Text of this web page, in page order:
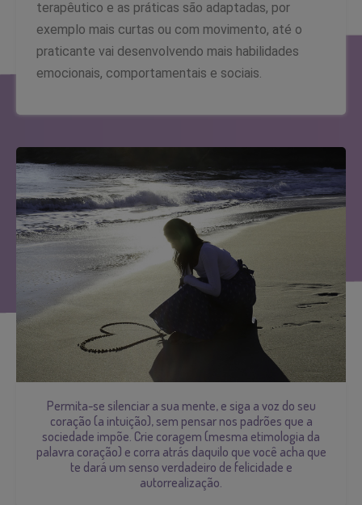
terapêutico e as práticas são adaptadas, por
exemplo mais curtas ou com movimento, até o
praticante vai desenvolvendo mais habilidades
emocionais, comportamentais e sociais.
Permita-se silenciar a sua mente, e siga a voz do seu
coração (a intuição), sem pensar nos padrões que a
sociedade impõe. Crie coragem (mesma etimologia da
palavra coração) e corra atrás daquilo que você acha que
te dará um senso verdadeiro de felicidade e
autorrealização.